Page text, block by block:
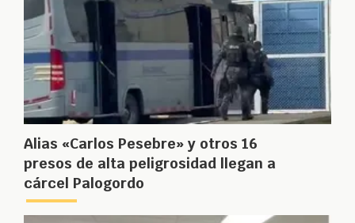
Alias «Carlos Pesebre» y otros 16
presos de alta peligrosidad llegan a
cárcel Palogordo